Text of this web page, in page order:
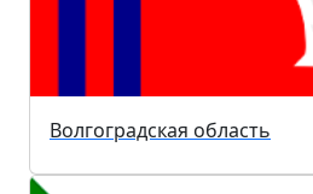
Волгоградская область